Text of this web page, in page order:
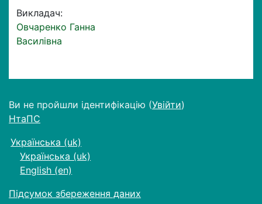
Викладач:
Овчаренко Ганна
Василівна
Ви не пройшли ідентифікацію (Увійти)
НтаПС
Українська ‎(uk)‎
Українська ‎(uk)‎
English ‎(en)‎
Підсумок збереження даних